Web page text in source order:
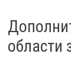
области